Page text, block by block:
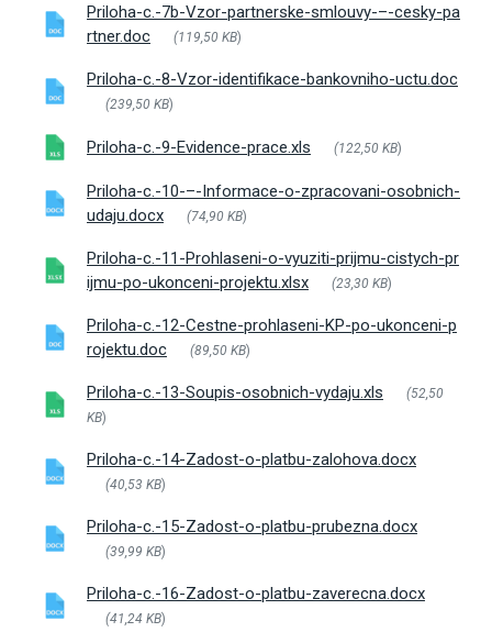
Priloha-c.-7b-Vzor-partnerske-smlouvy-–-cesky-pa
rtner.doc
(119,50 KB)
Priloha-c.-8-Vzor-identifikace-bankovniho-uctu.doc
(239,50 KB)
Priloha-c.-9-Evidence-prace.xls (122,50 KB)
Priloha-c.-10-–-Informace-o-zpracovani-osobnich-
udaju.docx
(74,90 KB)
Priloha-c.-11-Prohlaseni-o-vyuziti-prijmu-cistych-pr
ijmu-po-ukonceni-projektu.xlsx
(23,30 KB)
Priloha-c.-12-Cestne-prohlaseni-KP-po-ukonceni-p
rojektu.doc
(89,50 KB)
Priloha-c.-13-Soupis-osobnich-vydaju.xls
(52,50
KB)
Priloha-c.-14-Zadost-o-platbu-zalohova.docx
(40,53 KB)
Priloha-c.-15-Zadost-o-platbu-prubezna.docx
(39,99 KB)
Priloha-c.-16-Zadost-o-platbu-zaverecna.docx
(41,24 KB)